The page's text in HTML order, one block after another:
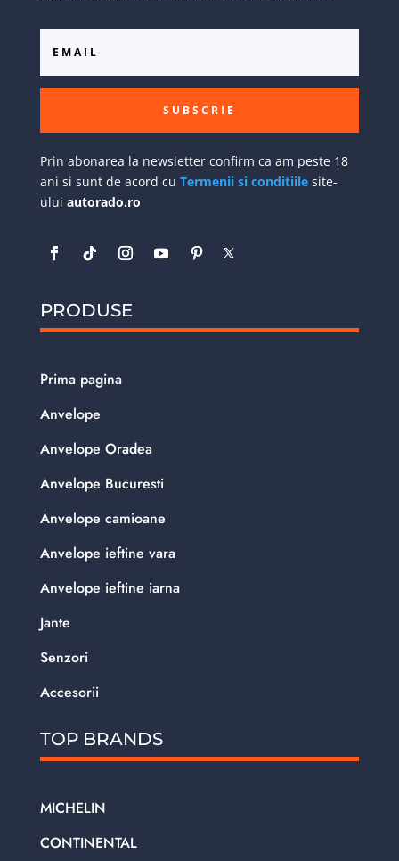
SUBSCRIE
Prin abonarea la newsletter confirm ca am peste 18
ani si sunt de acord cu Termenii si conditiilesite-
ului autorado.ro
PRODUSE
Prima pagina
Anvelope
Anvelope Oradea
Anvelope Bucuresti
Anvelope camioane
Anvelope ieftine vara
Anvelope ieftine iarna
Jante
Senzori
Accesorii
TOP BRANDS
MICHELIN
CONTINENTAL